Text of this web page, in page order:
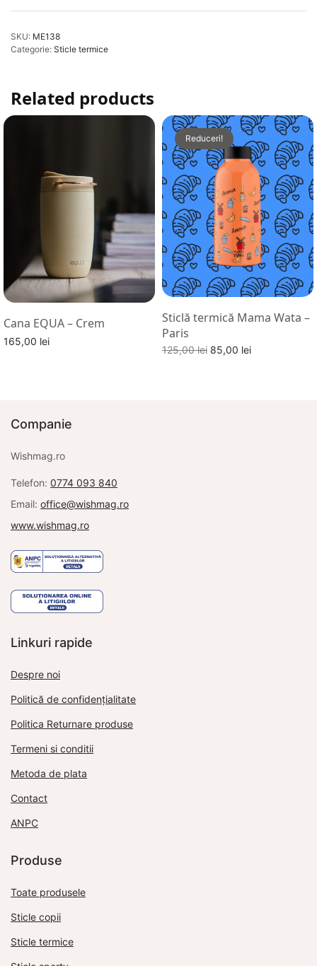
SKU: ME138
Categorie: Sticle termice
Related products
Cana EQUA – Crem
165,00 lei
Reduceri!
Sticlă termică Mama Wata –
Paris
125,00lei Prețul
85,00 leiPrețul
Companie
Wishmag.ro
Telefon:0774 093 840
Email:office@wishmag.ro
www.wishmag.ro
Linkuri rapide
Despre noi
Politică de confidențialitate
Politica Returnare produse
Termeni si conditii
Metoda de plata
Contact
ANPC
Produse
Toate produsele
Sticle copii
Sticle termice